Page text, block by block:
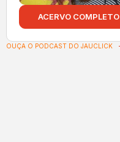
ACERVO COMPLETO
OUÇA O PODCAST DO JAUCLICK